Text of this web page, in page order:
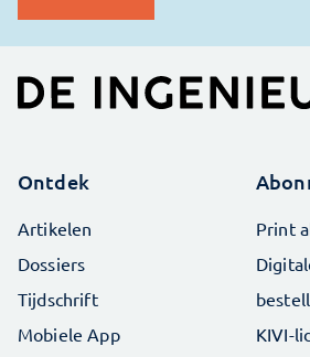
Ontdek
Artikelen
Dossiers
Tijdschrift
Mobiele App
Print
KIVI-